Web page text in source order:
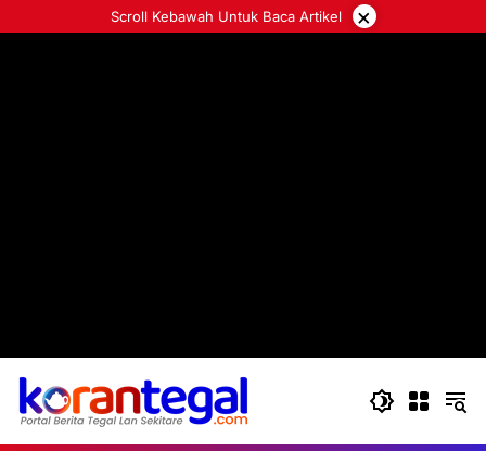
ke
Scroll Kebawah Untuk Baca Artikel ×